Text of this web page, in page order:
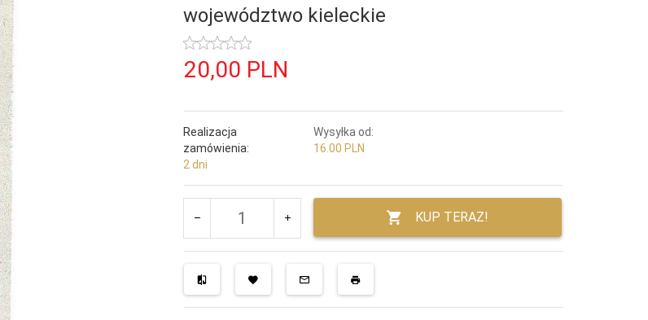
województwo kieleckie
20,00 PLN
Realizacja
zamówienia:
2 dni
Wysyłka od:
16.00 PLN
KUP TERAZ!